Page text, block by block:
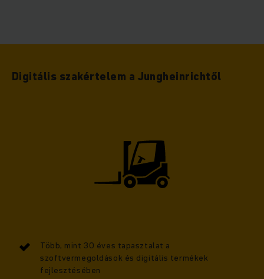
Digitális szakértelem a Jungheinrichtől
Több, mint 30 éves tapasztalat a
szoftvermegoldások és digitális termékek
fejlesztésében